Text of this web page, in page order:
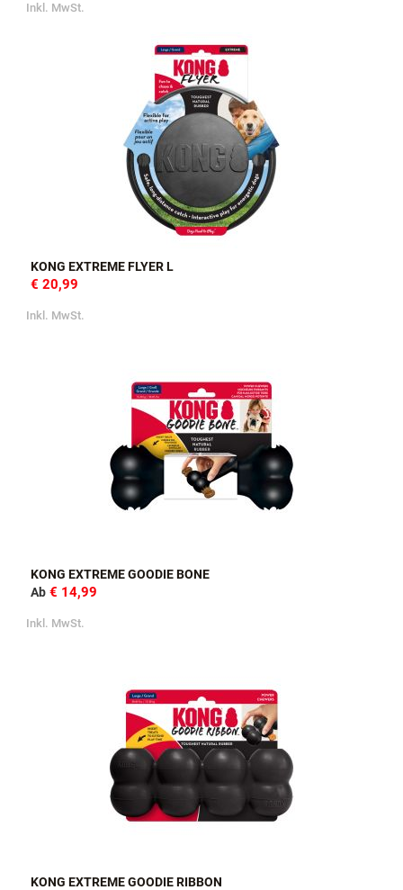
Inkl. MwSt.
KONG EXTREME FLYER L
€ 20,99
Inkl. MwSt.
KONG EXTREME GOODIE BONE
Ab € 14,99
Inkl. MwSt.
KONG EXTREME GOODIE RIBBON